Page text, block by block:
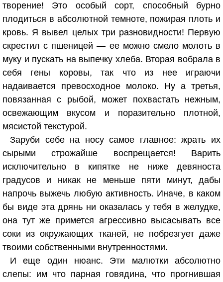
творение! Это особый сорт, способный бурно
плодиться в абсолютной темноте, пожирая плоть и
кровь. Я вывел целых три разновидности! Первую
скрестил с пшеницей — ее можно смело молоть в
муку и пускать на выпечку хлеба. Вторая вобрала в
себя гены коровы, так что из нее играючи
надаивается превосходное молоко. Ну а третья,
повязанная с рыбой, может похвастать нежным,
освежающим вкусом и поразительно плотной,
мясистой текстурой.
Заруби себе на носу самое главное: жрать их
сырыми строжайше воспрещается! Варить
исключительно в кипятке не ниже девяноста
градусов и никак не меньше пяти минут, дабы
напрочь выжечь любую активность. Иначе, в каком
бы виде эта дрянь ни оказалась у тебя в желудке,
она тут же примется агрессивно высасывать все
соки из окружающих тканей, не побрезгует даже
твоими собственными внутренностями.
И еще один нюанс. Эти малютки абсолютно
слепы: им что парная говядина, что прогнившая